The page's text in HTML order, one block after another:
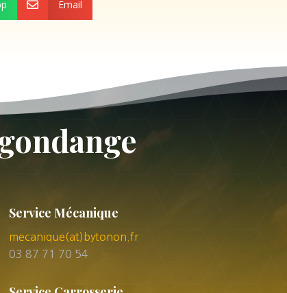
 Email
Service Mécanique
mecanique(at)bytonon.fr
03 87 71 70 54